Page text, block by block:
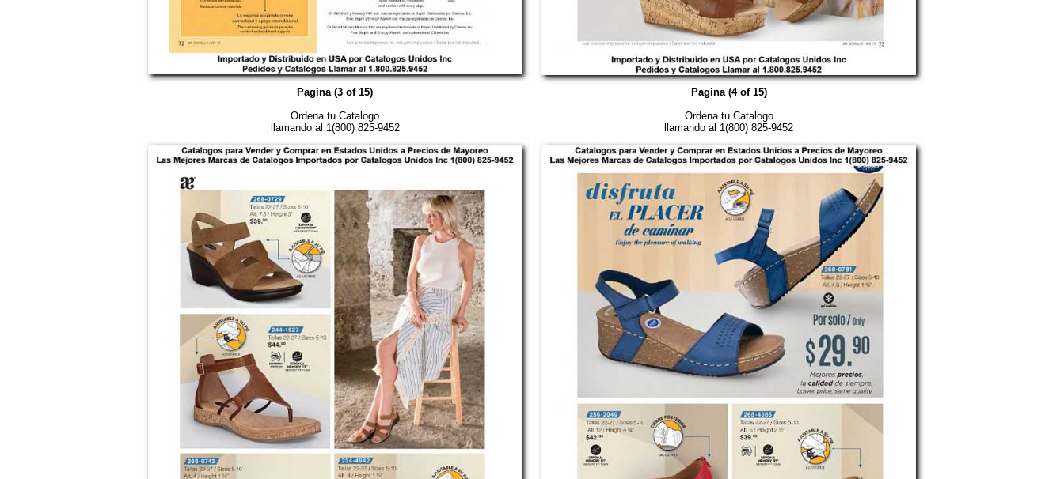
Pagina (3 of 15)
Ordena tu Catalogo
llamando al 1(800) 825-9452
Pagina (4 of 15)
Ordena tu Catalogo
llamando al 1(800) 825-9452